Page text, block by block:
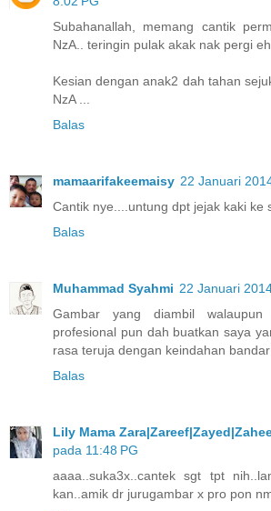
Subahanallah, memang cantik
NzA.. teringin pulak akak nak pergi
Kesian dengan anak2 dah tahan
NzA ...
Balas
mamaarifakeemaisy 22 Januari
Cantik nye....untung dpt jejak kaki ke
Balas
Muhammad Syahmi 22 Januari
Gambar yang diambil
profesional pun dah buatkan saya
rasa teruja dengan keindahan bandar
Balas
Lily Mama
pada 11:48 PG
aaaa..suka3x..cantek sgt tpt
kan..amik dr jurugambar x pro pon